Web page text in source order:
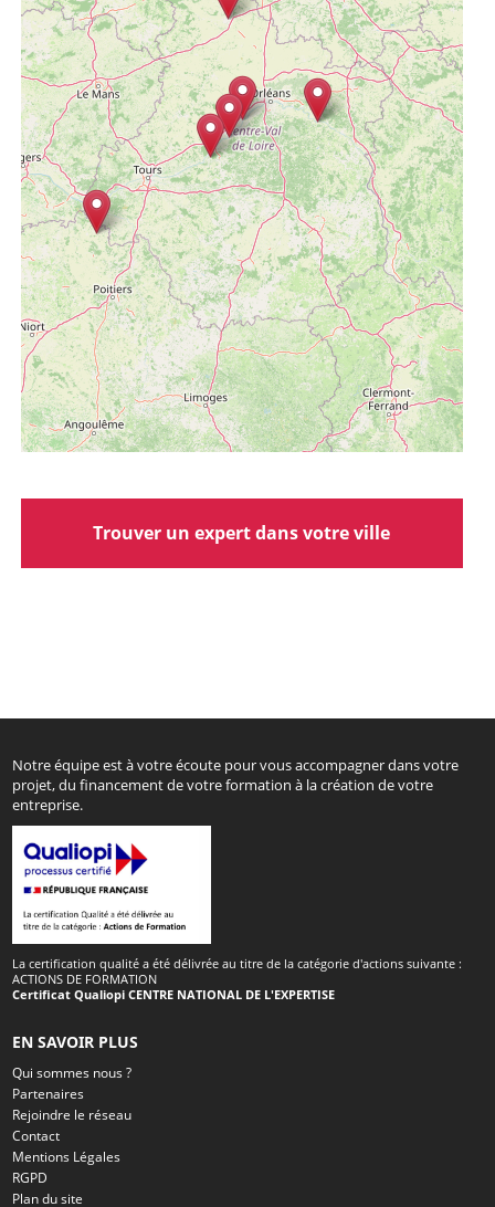
Trouver un expert dans votre ville
Notre équipe est à votre écoute pour vous accompagner dans votre
projet, du financement de votre formation à la création de votre
entreprise.
La certification qualité a été délivrée au titre de la catégorie d'actions suivante :
ACTIONS DE FORMATION
Certificat Qualiopi CENTRE NATIONAL DE L'EXPERTISE
EN SAVOIR PLUS
Qui sommes nous ?
Partenaires
Rejoindre le réseau
Contact
Mentions Légales
RGPD
Plan du site